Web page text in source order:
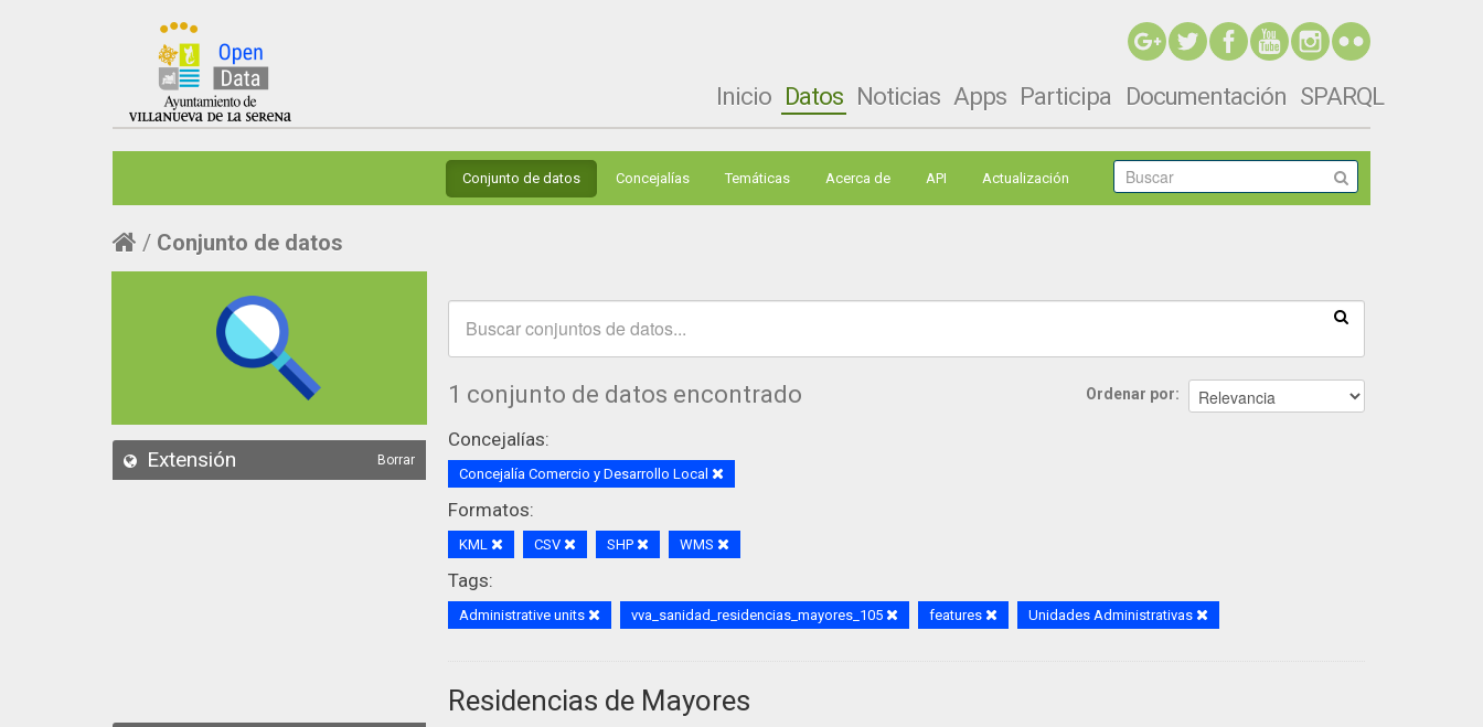
Inicio Datos Noticias Apps Participa Documentación SPARQL
Conjunto de datos Concejalías Temáticas Acerca de API Actualización
Conjunto de datos
Extensión Borrar
Ordenar por
1 conjunto de datos encontrado
Concejalías:
Concejalía Comercio y Desarrollo Local
Formatos:
KML CSV SHP WMS
Tags:
Administrative units vva_sanidad_residencias_mayores_105 features Unidades Administrativas
Residencias de Mayores